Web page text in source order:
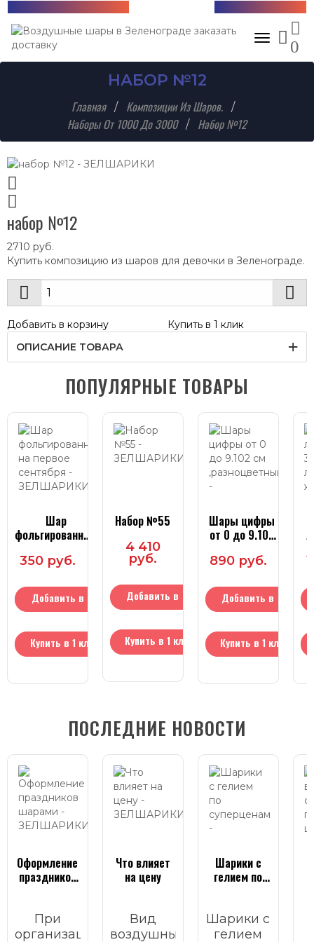
Toggle
0
НАБОР №12
Главная
Композиции Из Шаров.
Наборы От 1000 До 3000
Набор №12
набор №12
2710 руб.
Купить композицию из шаров для девочки в Зеленограде.
Добавить в корзину
Купить в 1 клик
ОПИСАНИЕ ТОВАРА
ПОПУЛЯРНЫЕ ТОВАРЫ
Шар
фольгированный
сентября
350 руб.
Добавить в
Купить в 1 клик
Набор №55
4 410
руб.
Добавить в
Купить в 1 клик
Шары цифры
от 0 до 9.102
,разноцветный
890 руб.
Добавить в
Купить в 1 клик
ПОСЛЕДНИЕ НОВОСТИ
Оформление
праздников
При
организации
Что влияет
на цену
Вид
воздушных
Шарики с
гелием по
Шарики с
гелием